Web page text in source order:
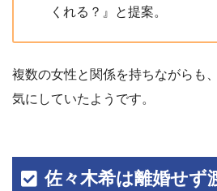
くれる？』と提案。
複数の女性と関係を持ちながらも
気にしていたようです。
佐々木希は離婚せず